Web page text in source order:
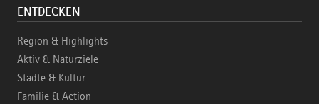
ENTDECKEN
Region & Highlights
Aktiv & Naturziele
Städte & Kultur
Familie & Action